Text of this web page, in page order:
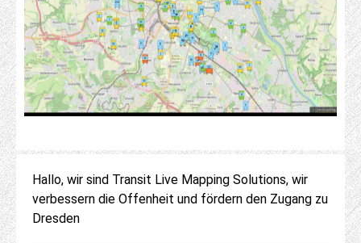
Hallo, wir sind Transit Live Mapping Solutions, wir
verbessern die Offenheit und fördern den Zugang zu
Dresden